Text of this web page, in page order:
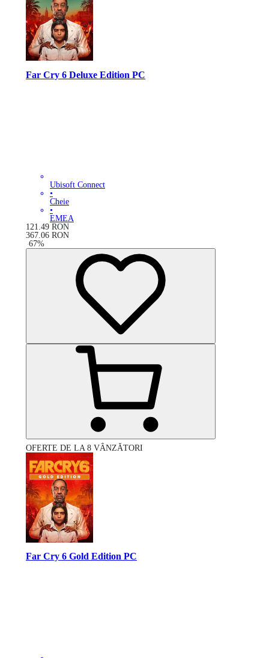
Far Cry 6 Deluxe Edition PC
Ubisoft Connect
•
Cheie
•
EMEA
121.49 RON
367.06 RON
-67%
OFERTE DE LA 8 VÂNZĂTORI
Far Cry 6 Gold Edition PC